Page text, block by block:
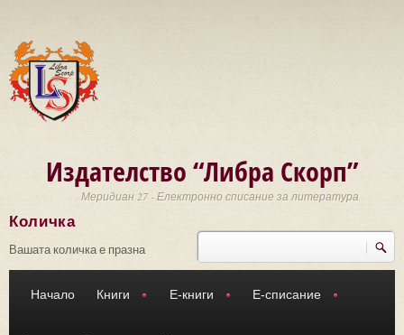
Издателство “Либра Скорп”
Меридиан 27 - Електронно списание за литература
Търси
Количка
Вашата количка е празна
Начало Книги Е-книги Е-списание